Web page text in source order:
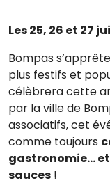
Les 25, 26 et 27
Bompas
plus festifs et
célèbrera cette
par la ville de
associatifs, cet
comme toujours
gastronomie…
sauces !